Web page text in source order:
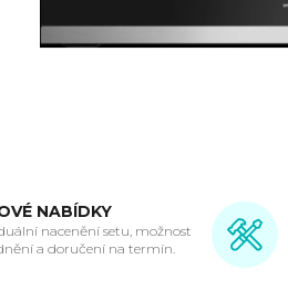
NABÍDKY
nacenění setu, možnost
a doručení na termín.